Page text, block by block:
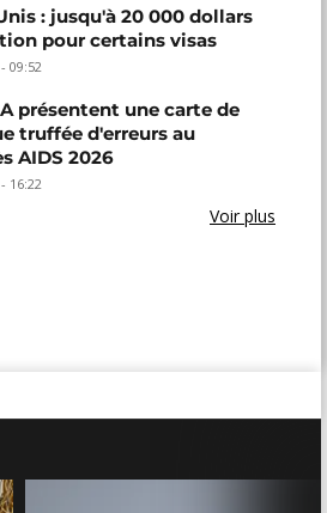
: jusqu'à 20 000 dollars
pour certains visas
09:52
présentent une carte de
truffée d'erreurs au
AIDS 2026
16:22
Voir plus